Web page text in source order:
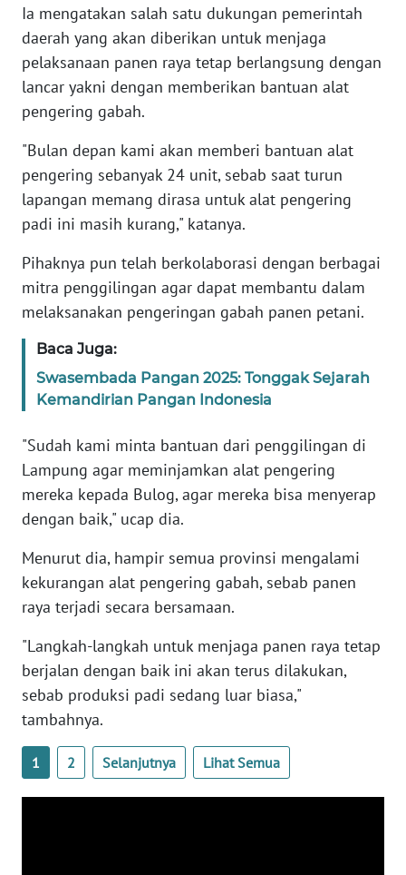
Ia mengatakan salah satu dukungan pemerintah
daerah yang akan diberikan untuk menjaga
pelaksanaan panen raya tetap berlangsung dengan
lancar yakni dengan memberikan bantuan alat
pengering gabah.
"Bulan depan kami akan memberi bantuan alat
pengering sebanyak 24 unit, sebab saat turun
lapangan memang dirasa untuk alat pengering
padi ini masih kurang," katanya.
Pihaknya pun telah berkolaborasi dengan berbagai
mitra penggilingan agar dapat membantu dalam
melaksanakan pengeringan gabah panen petani.
Baca Juga:
Swasembada Pangan 2025: Tonggak Sejarah
Kemandirian Pangan Indonesia
"Sudah kami minta bantuan dari penggilingan di
Lampung agar meminjamkan alat pengering
mereka kepada Bulog, agar mereka bisa menyerap
dengan baik," ucap dia.
Menurut dia, hampir semua provinsi mengalami
kekurangan alat pengering gabah, sebab panen
raya terjadi secara bersamaan.
"Langkah-langkah untuk menjaga panen raya tetap
berjalan dengan baik ini akan terus dilakukan,
sebab produksi padi sedang luar biasa,"
tambahnya.
1 2 Selanjutnya Lihat Semua
WN
JAKARTA
JABAR
WN
NTT
KEPRI
WN
BARAT
WN
RIAU
WN
SERAMBI
JAMBI
WN
SULTRA
WN